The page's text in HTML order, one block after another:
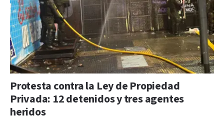
Protesta contra la Ley de Propiedad
Privada: 12 detenidos y tres agentes
heridos